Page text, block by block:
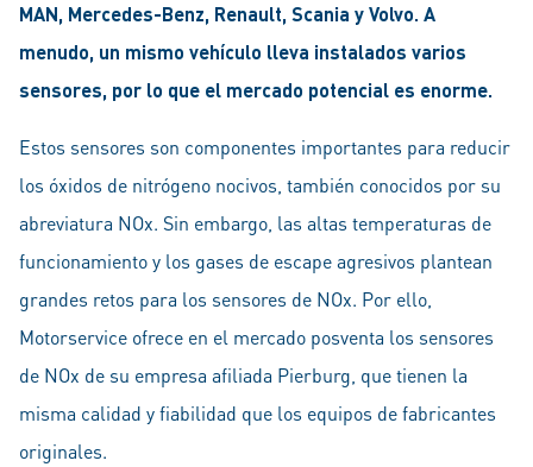
MAN, Mercedes-Benz, Renault, Scania y Volvo. A
menudo, un mismo vehículo lleva instalados varios
sensores, por lo que el mercado potencial es enorme.
Estos sensores son componentes importantes para reducir
los óxidos de nitrógeno nocivos, también conocidos por su
abreviatura NOx. Sin embargo, las altas temperaturas de
funcionamiento y los gases de escape agresivos plantean
grandes retos para los sensores de NOx. Por ello,
Motorservice ofrece en el mercado posventa los sensores
de NOx de su empresa afiliada Pierburg, que tienen la
misma calidad y fiabilidad que los equipos de fabricantes
originales.